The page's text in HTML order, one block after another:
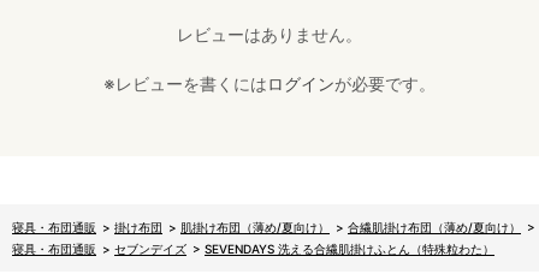
レビューはありません。
※レビューを書くにはログインが必要です。
寝具・布団通販 > 掛け布団 > 肌掛け布団（薄め/夏向け） > 合繊肌掛け布団（薄め/夏向け）
>
寝具・布団通販 > セブンデイズ > SEVENDAYS 洗える合繊肌掛けふとん（特殊粒わた）